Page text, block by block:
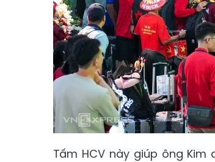
Tấm HCV này giúp ông